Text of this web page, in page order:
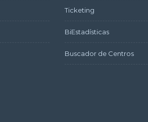
Ticketing
BiEstadísticas
Buscador de Centros